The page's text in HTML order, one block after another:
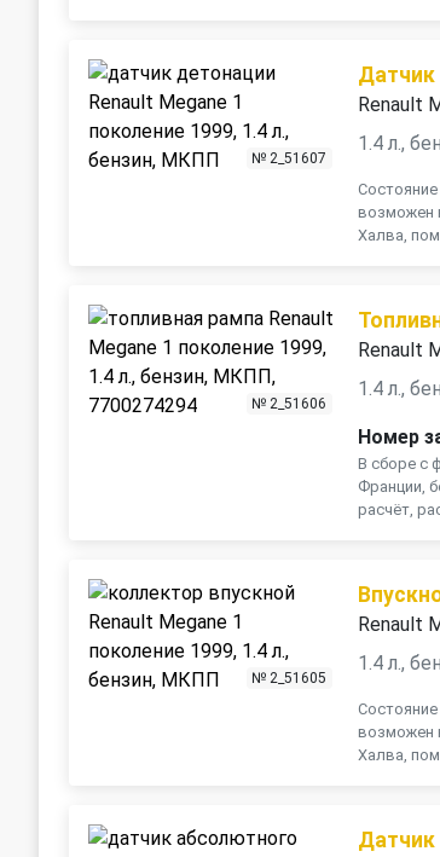
№ 2_51607
Датчик
Renault
1.4 л.,
Состояние
возможен
Халва,
№ 2_51606
Renault
1.4 л.,
Номер
В сборе с
Франции,
расчёт,
№ 2_51605
Renault
1.4 л.,
Состояние
возможен
Халва,
Датчик